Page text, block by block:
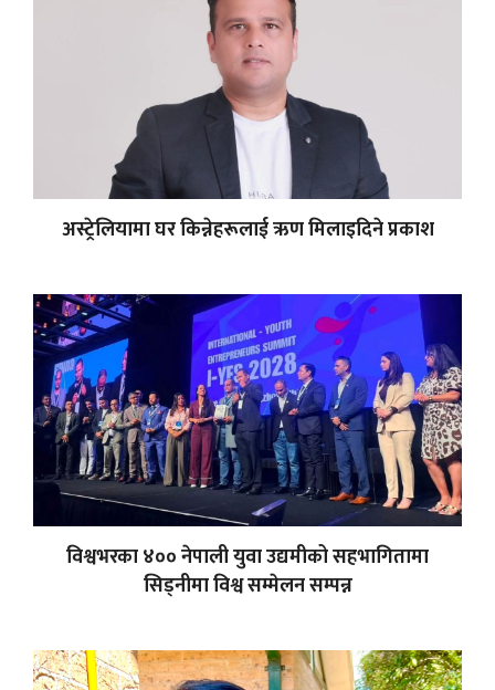
अस्ट्रेलियामा घर किन्नेहरूलाई ऋण मिलाइदिने प्रकाश
विश्वभरका ४०० नेपाली युवा उद्यमीको सहभागितामा
सिड्नीमा विश्व सम्मेलन सम्पन्न